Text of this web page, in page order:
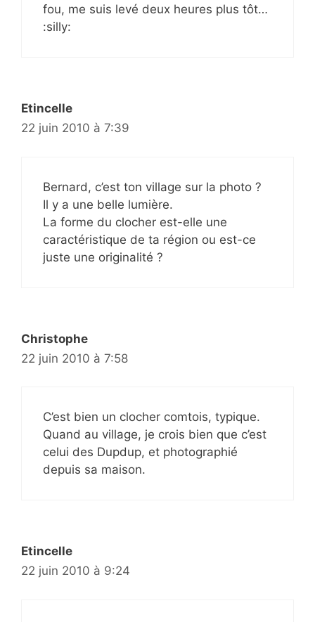
fou, me suis levé deux heures plus tôt…
:silly:
Etincelle
22 juin 2010 à 7:39
Bernard, c’est ton village sur la photo ?
Il y a une belle lumière.
La forme du clocher est-elle une
caractéristique de ta région ou est-ce
juste une originalité ?
Christophe
22 juin 2010 à 7:58
C’est bien un clocher comtois, typique.
Quand au village, je crois bien que c’est
celui des Dupdup, et photographié
depuis sa maison.
Etincelle
22 juin 2010 à 9:24